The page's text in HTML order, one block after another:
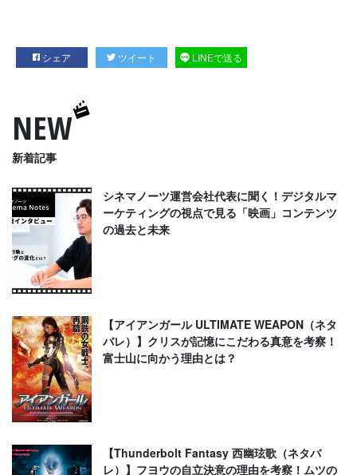
シェア ツイート LINEで送る
NEW
新着記事
シネマノーツ運営会社代表に聞く！デジタルマ
ーケティングの視点で見る「映画」コンテンツ
の過去と未来
【アイアンガール ULTIMATE WEAPON（ネタ
バレ）】クリスが記憶にこだわる真意を考察！
富士山に向かう理由とは？
【Thunderbolt Fantasy 西幽玹歌（ネタバ
レ）】フヨウの自立決意の理由を考察！ムツの